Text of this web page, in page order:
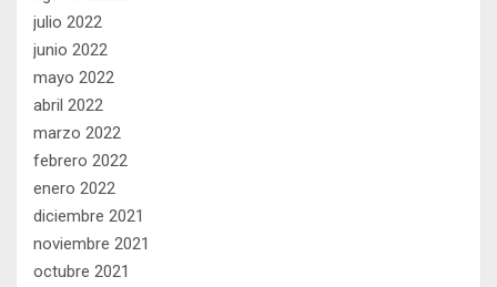
julio 2022
junio 2022
mayo 2022
abril 2022
marzo 2022
febrero 2022
enero 2022
diciembre 2021
noviembre 2021
octubre 2021